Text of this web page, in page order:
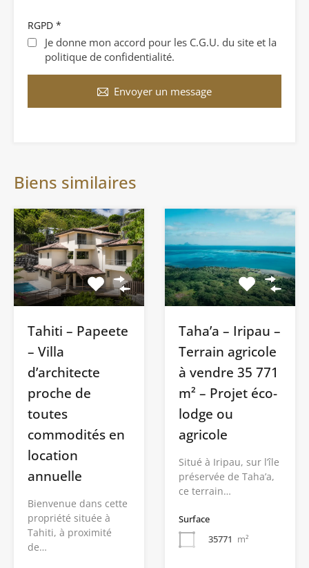
RGPD *
Je donne mon accord pour les C.G.U. du site et la
politique de confidentialité.
Envoyer un message
Biens similaires
Tahiti – Papeete
– Villa
d’architecte
proche de
toutes
commodités en
location
annuelle
Bienvenue dans cette
propriété située à
Tahiti, à proximité
de…
Taha’a – Iripau –
Terrain agricole
à vendre 35 771
m² – Projet éco-
lodge ou
agricole
Situé à Iripau, sur l’île
préservée de Taha’a,
ce terrain…
Surface
35771 m²